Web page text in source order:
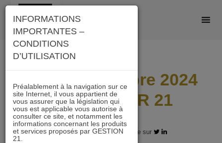
Skip
content
Lettre décembre 2024
IMMOBILIER 21
14.01.2025 - Partagez l'article sur
INFORMATIONS
IMPORTANTES –
CONDITIONS
D’UTILISATION
Préalablement à la navigation sur ce
site Internet, il vous appartient de
vous assurer que la législation qui
vous est applicable vous autorise à
consulter ce site, et notamment les
informations concernant les produits
et services proposés par GESTION
21.